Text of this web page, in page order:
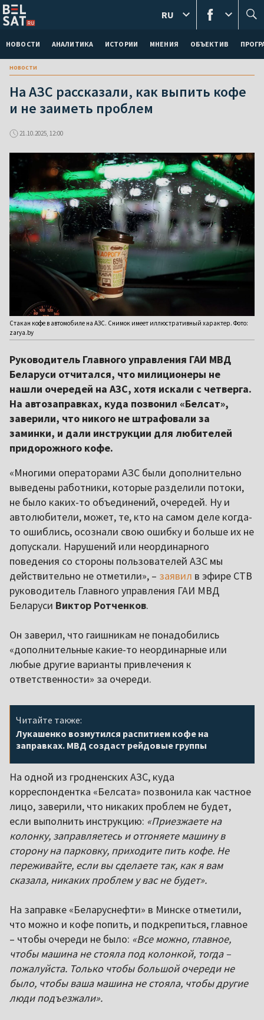
НОВОСТИ АНАЛИТИКА ИСТОРИИ МНЕНИЯ ОБЪЕКТИВ
RU
новости
На АЗС рассказали, как выпить кофе
и не заиметь проблем
21.10.2025, 12:00
Стакан кофе в автомобиле на АЗС. Снимок имеет иллюстративный характер. Фото:
zarya.by
Руководитель Главного управления ГАИ МВД
Беларуси отчитался, что милиционеры не
нашли очередей на АЗС, хотя искали с четверга.
На автозаправках, куда позвонил «Белсат»,
заверили, что никого не штрафовали за
заминки, и дали инструкции для любителей
придорожного кофе.
«Многими операторами АЗС были дополнительно
выведены работники, которые разделили потоки,
не было каких-то объединений, очередей. Ну и
автолюбители, может, те, кто на самом деле когда-
то ошиблись, осознали свою ошибку и больше их не
допускали. Нарушений или неординарного
поведения со стороны пользователей АЗС мы
действительно не отметили», – заявил в эфире СТВ
руководитель Главного управления ГАИ МВД
Беларуси Виктор Ротченков.
Он заверил, что гаишникам не понадобились
«дополнительные какие-то неординарные или
любые другие варианты привлечения к
ответственности» за очереди.
Читайте также:
Лукашенко возмутился распитием кофе на
заправках. МВД создаст рейдовые группы
На одной из гродненских АЗС, куда
корреспондентка «Белсата» позвонила как частное
лицо, заверили, что никаких проблем не будет,
если выполнить инструкцию: «Приезжаете на
колонку, заправляетесь и отгоняете машину в
сторону на парковку, приходите пить кофе. Не
переживайте, если вы сделаете так, как я вам
сказала, никаких проблем у вас не будет».
На заправке «Беларуснефти» в Минске отметили,
что можно и кофе попить, и подкрепиться, главное
– чтобы очереди не было: «Все можно, главное,
чтобы машина не стояла под колонкой, тогда –
пожалуйста. Только чтобы большой очереди не
было, чтобы ваша машина не стояла, чтобы другие
люди подъезжали».